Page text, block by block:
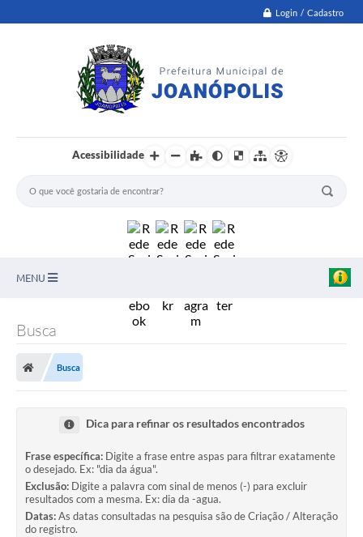
Login / Cadastro
Acessibilidade
MENU
Legislação
Transparência
Diário Oficial
Conselhos
Busca
Busca
Dica para refinar os resultados encontrados
Frase específica: Digite a frase entre aspas para filtrar exatamente
o desejado. Ex: "dia da água".
Exclusão: Digite a palavra com sinal de menos (-) para excluir
resultados com a mesma. Ex: dia da -agua.
Datas:As datas consultadas na pesquisa são de Criação / Alteração
do registro.